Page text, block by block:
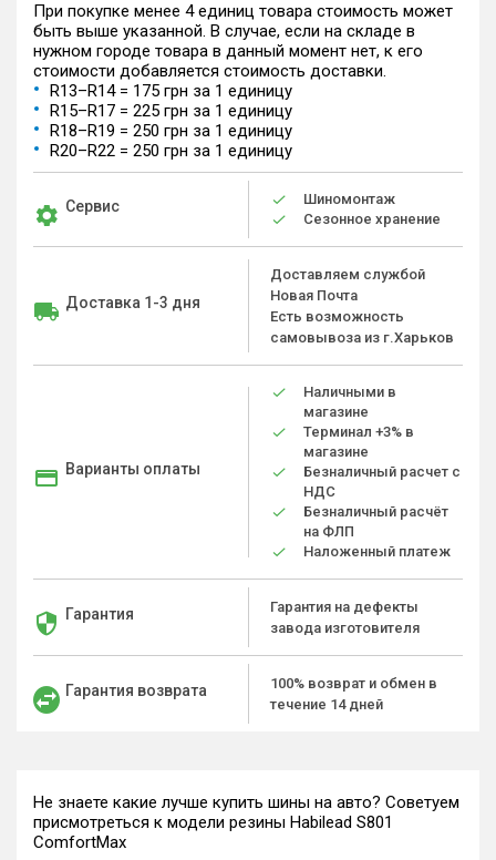
При покупке менее 4 единиц товара стоимость может
быть выше указанной. В случае, если на складе в
нужном городе товара в данный момент нет, к его
стоимости добавляется стоимость доставки.
R13–R14 = 175 грн за 1 единицу
R15–R17 = 225 грн за 1 единицу
R18–R19 = 250 грн за 1 единицу
R20–R22 = 250 грн за 1 единицу
Сервис
Шиномонтаж
Сезонное хранение
Доставка 1-3 дня
Доставляем службой
Новая Почта
Есть возможность
самовывоза из г.Харьков
Варианты оплаты
Наличными в
магазине
Терминал +3% в
магазине
Безналичный расчет с
НДС
Безналичный расчёт
на ФЛП
Наложенный платеж
Гарантия
Гарантия на дефекты
завода изготовителя
Гарантия возврата
100% возврат и обмен в
течение 14 дней
Не знаете какие лучше купить шины на авто? Советуем
присмотреться к модели резины Habilead S801
ComfortMax